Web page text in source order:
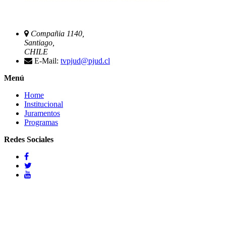
Compañia 1140,
Santiago,
CHILE
E-Mail: tvpjud@pjud.cl
Menú
Home
Institucional
Juramentos
Programas
Redes Sociales